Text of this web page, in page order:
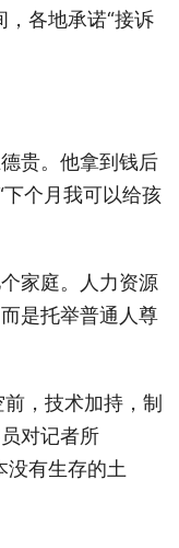
，各地承诺“接诉
贵。他拿到钱后
下个月我可以给孩
家庭。人力资源
是托举普通人尊
，技术加持，制
对记者所
没有生存的土